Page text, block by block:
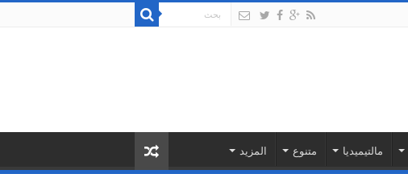
مالتيميديا متنوع المزيد